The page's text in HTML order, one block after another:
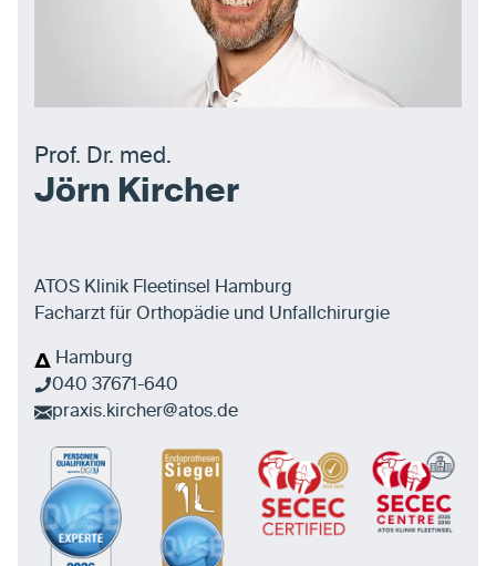
Prof. Dr. med.
Jörn Kircher
ATOS Klinik Fleetinsel Hamburg
Facharzt für Orthopädie und Unfallchirurgie
Hamburg
040 37671-640
praxis.kircher@atos.de